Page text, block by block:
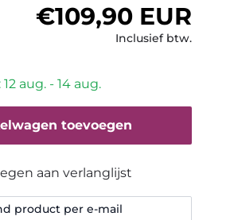
Normale prijs
€109,90 EUR
Inclusief btw.
aug. - 14 aug.
toevoegen
aan verlanglijst
product per e-mail